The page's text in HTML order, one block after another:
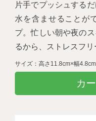
片手でプッシュする
水を含ませることが
プ。忙しい朝や夜の
るから、ストレスフリ
サイズ：高さ11.8cm×幅
カ